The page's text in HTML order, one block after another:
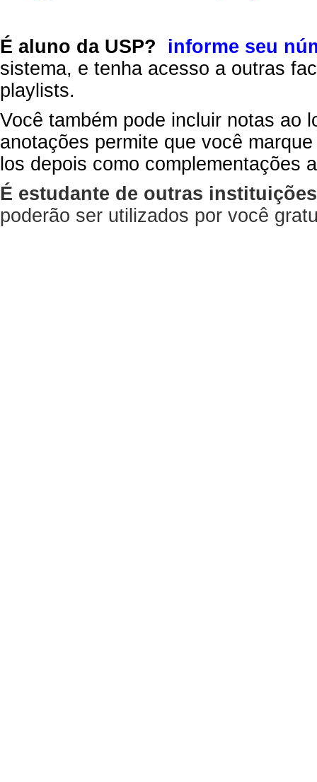
É aluno da USP?
informe seu
sistema, e tenha acesso a outras
playlists.
Você também pode incluir notas ao
anotações permite que você
los depois como complementações
É estudante de outras
poderão ser utilizados por você